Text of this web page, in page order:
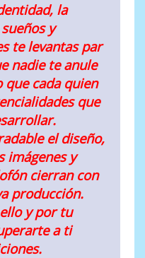
la
y
te levantas par
nadie te anule
que cada quien
que
el diseño,
imágenes y
cierran con
producción.
y por tu
a ti